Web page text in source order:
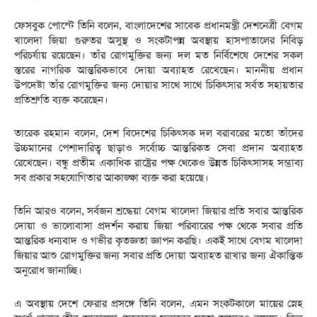
ফেসবুক পোস্টে তিনি বলেন, বাংলাদেশের সাবেক প্রধানমন্ত্রী দেশনেত্রী বেগম
খালেদা জিয়া গুরুতর অসুস্থ ও সংকটাপন্ন অবস্থায় হাসপাতালের নিবিড়
পরিচর্যায় রয়েছেন। তাঁর রোগমুক্তির জন্য দল মত নির্বিশেষে দেশের সকল
স্তরের নাগরিক আন্তরিকভাবে দোয়া অব্যাহত রেখেছেন। মাননীয় প্রধান
উপদেষ্টা তাঁর রোগমুক্তির জন্য দোয়ার সাথে সাথে চিকিৎসার সর্বত সহায়তার
প্রতিশ্রুতি ব্যক্ত করেছেন।
তারেক রহমান বলেন, দেশ বিদেশের চিকিৎসক দল বরাবরের মতো তাঁদের
উচ্চমানের পেশাদারিত্ব ছাড়াও সর্বোচ্চ আন্তরিকত সেবা প্রদান অব্যাহত
রেখেছেন। বন্ধু প্রতীম একাধিক রাষ্ট্রের পক্ষ থেকেও উন্নত চিকিৎসাসহ সম্ভাব্য
সব প্রকার সহযোগিতার আকাঙ্ক্ষা ব্যক্ত করা হয়েছে।
তিনি আরও বলেন, সর্বজন শ্রদ্ধেয়া বেগম খালেদা জিয়ার প্রতি সবার আন্তরিক
দোয়া ও ভালোবাসা প্রদর্শন করায় জিয়া পরিবারের পক্ষ থেকে সবার প্রতি
আন্তরিক ধন্যবাদ ও গভীর কৃতজ্ঞতা জ্ঞাপন করছি। একই সাথে বেগম খালেদা
জিয়ার আশু রোগমুক্তির জন্য সবার প্রতি দোয়া অব্যাহত রাখার জন্য ঐকান্তিক
অনুরোধ জানাচ্ছি।
এ অবস্থায় দেশে ফেরার প্রসঙ্গে তিনি বলেন, এমন সংকটকালে মায়ের স্নেহ